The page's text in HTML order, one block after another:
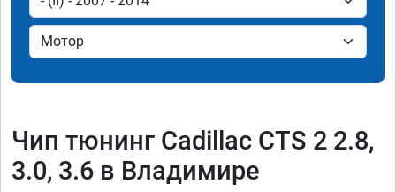
Чип тюнинг Cadillac CTS 2 2.8,
3.0, 3.6 в Владимире